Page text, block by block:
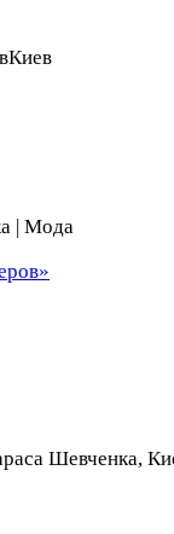
Киев
| Мода
Шевченка,